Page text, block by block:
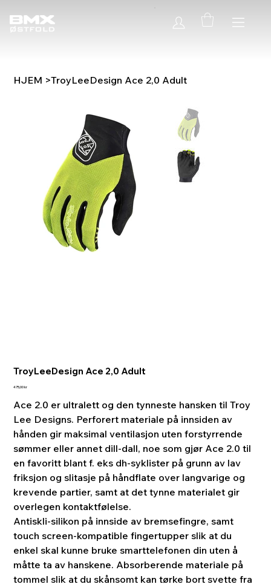
HJEM >TroyLeeDesign Ace 2,0 Adult
TroyLeeDesign Ace 2,0 Adult
Pris
475,00 kr
Ace 2.0 er ultralett og den tynneste hansken til Troy
Lee Designs. Perforert materiale på innsiden av
hånden gir maksimal ventilasjon uten forstyrrende
sømmer eller annet dill-dall, noe som gjør Ace 2.0 til
en favoritt blant f. eks dh-syklister på grunn av lav
friksjon og slitasje på håndflate over langvarige og
krevende partier, samt at det tynne materialet gir
overlegen kontaktfølelse.
Antiskli-silikon på innside av bremsefingre, samt
touch screen-kompatible fingertupper slik at du
enkel skal kunne bruke smarttelefonen din uten å
måtte ta av hanskene. Absorberende materiale på
tommel slik at du skånsomt kan tørke bort svette fra